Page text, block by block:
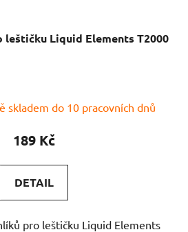
Liquid Elements T2000
skladem do 10 pracovních dnů
189 Kč
DETAIL
pro leštičku Liquid Elements